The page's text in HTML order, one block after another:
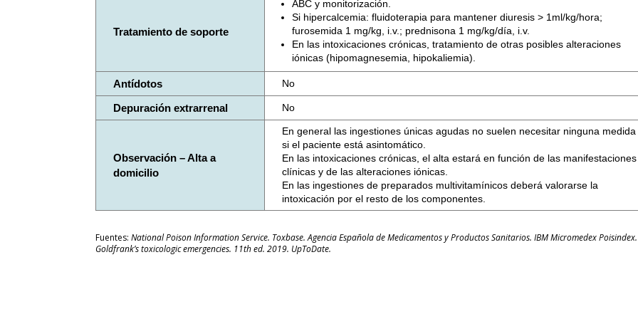
Tratamiento de soporte
ABC y monitorización.
Si hipercalcemia: fluidoterapia para mantener diuresis > 1ml/kg/hora;
furosemida 1 mg/kg, i.v.; prednisona 1 mg/kg/día, i.v.
En las intoxicaciones crónicas, tratamiento de otras posibles alteraciones
iónicas (hipomagnesemia, hipokaliemia).
Antídotos No
Depuración extrarrenal No
Observación – Alta a
domicilio
En general las ingestiones únicas agudas no suelen necesitar ninguna medida
si el paciente está asintomático.
En las intoxicaciones crónicas, el alta estará en función de las manifestaciones
clínicas y de las alteraciones iónicas.
En las ingestiones de preparados multivitamínicos deberá valorarse la
intoxicación por el resto de los componentes.
Fuentes:National Poison Information Service. Toxbase. Agencia Española de Medicamentos y Productos Sanitarios. IBM Micromedex Poisindex.
Goldfrank’s toxicologic emergencies. 11th ed. 2019. UpToDate.